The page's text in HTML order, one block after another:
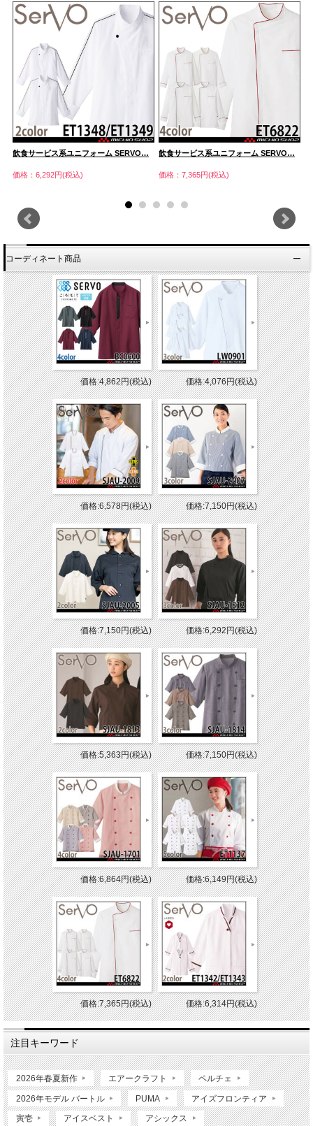
飲食サービス系ユニフォーム SERVO…
価格：6,292円(税込)
飲食サービス系ユニフォーム SERVO…
価格：7,365円(税込)
コーディネート商品
価格:4,862円(税込) 価格:4,076円(税込)
価格:6,578円(税込) 価格:7,150円(税込)
価格:7,150円(税込) 価格:6,292円(税込)
価格:5,363円(税込) 価格:7,150円(税込)
価格:6,864円(税込) 価格:6,149円(税込)
価格:7,365円(税込) 価格:6,314円(税込)
注目キーワード
2026年春夏新作 エアークラフト ペルチェ
2026年モデル バートル PUMA アイズフロンティア
寅壱 アイスベスト アシックス